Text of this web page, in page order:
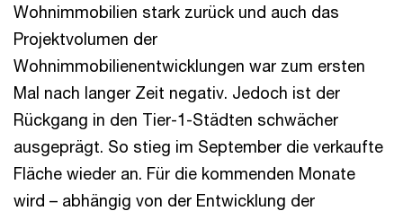
Wohnimmobilien stark zurück und auch das
Projektvolumen der
Wohnimmobilienentwicklungen war zum ersten
Mal nach langer Zeit negativ. Jedoch ist der
Rückgang in den Tier-1-Städten schwächer
ausgeprägt. So stieg im September die verkaufte
Fläche wieder an. Für die kommenden Monate
wird – abhängig von der Entwicklung der